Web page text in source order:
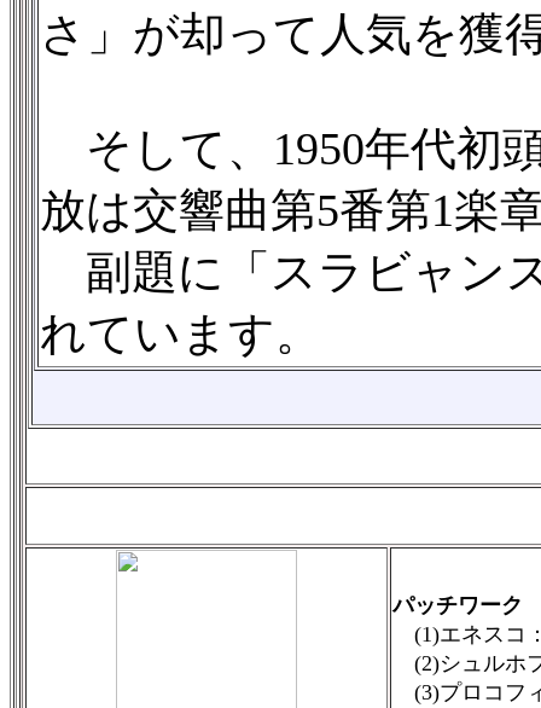
さ」が却って人気を獲
そして、1950年代初
放は交響曲第5番第1楽
副題に「スラビャン
れています。
パッチワーク
(1)エネスコ
(2)シュルホ
(3)プロコフ